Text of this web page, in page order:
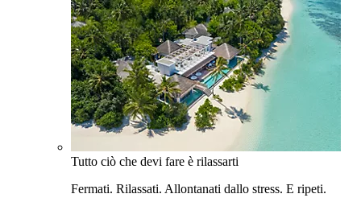
Tutto ciò che devi fare è rilassarti
Fermati. Rilassati. Allontanati dallo stress. E ripeti.